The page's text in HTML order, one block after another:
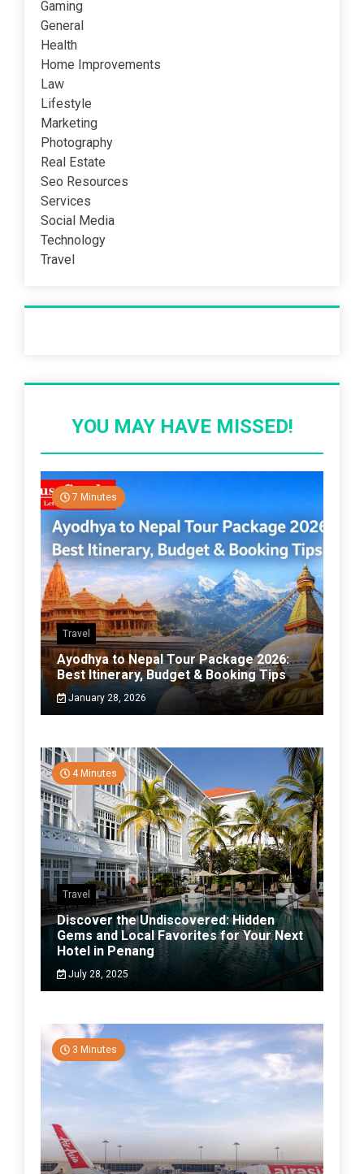
Gaming
General
Health
Home Improvements
Law
Lifestyle
Marketing
Photography
Real Estate
Seo Resources
Services
Social Media
Technology
Travel
YOU MAY HAVE MISSED!
7 Minutes
Travel
Ayodhya to Nepal Tour Package 2026:
Best Itinerary, Budget & Booking Tips
January 28, 2026
4 Minutes
Travel
Discover the Undiscovered: Hidden
Gems and Local Favorites for Your Next
Hotel in Penang
July 28, 2025
3 Minutes